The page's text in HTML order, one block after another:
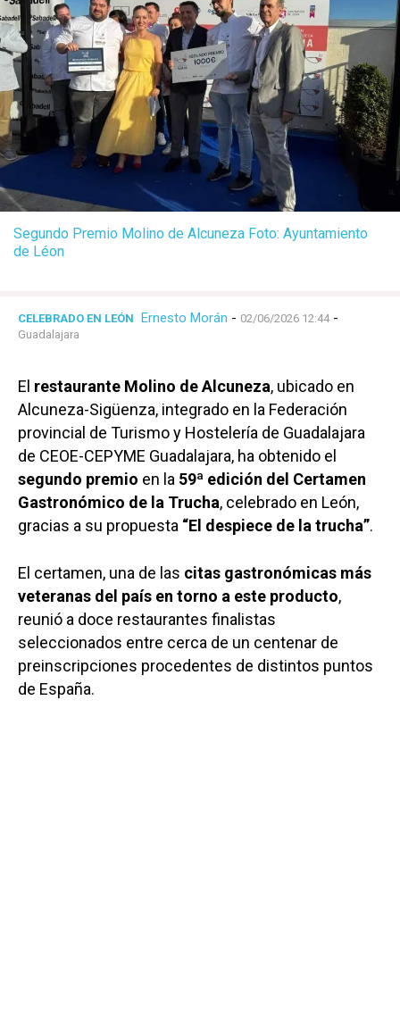
Segundo Premio Molino de Alcuneza Foto: Ayuntamiento
de Léon
CELEBRADO EN LEÓN Ernesto Morán - 02/06/2026 12:44-
Guadalajara
El restaurante Molino de Alcuneza, ubicado en
Alcuneza-Sigüenza, integrado en la Federación
provincial de Turismo y Hostelería de Guadalajara
de CEOE-CEPYME Guadalajara, ha obtenido el
segundo premio en la 59ª edición del Certamen
Gastronómico de la Trucha, celebrado en León,
gracias a su propuesta “El despiece de la trucha”.
El certamen, una de las citas gastronómicas más
veteranas del país en torno a este producto,
reunió a doce restaurantes finalistas
seleccionados entre cerca de un centenar de
preinscripciones procedentes de distintos puntos
de España.